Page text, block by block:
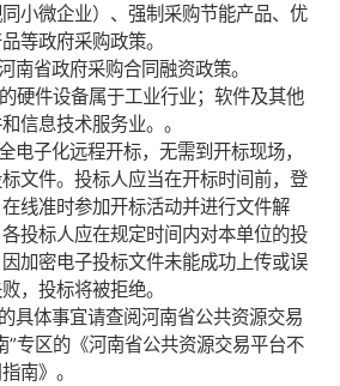
小微企业）、强制采购节能产品、优
等政府采购政策。
南省政府采购合同融资政策。
硬件设备属于工业行业；软件及其他
信息技术服务业。。
电子化远程开标，无需到开标现场，
文件。投标人应当在开标时间前，登
线准时参加开标活动并进行文件解
投标人应在规定时间内对本单位的投
加密电子投标文件未能成功上传或误
，投标将被拒绝。
具体事宜请查阅河南省公共资源交易
”专区的《河南省公共资源交易平台不
南》。